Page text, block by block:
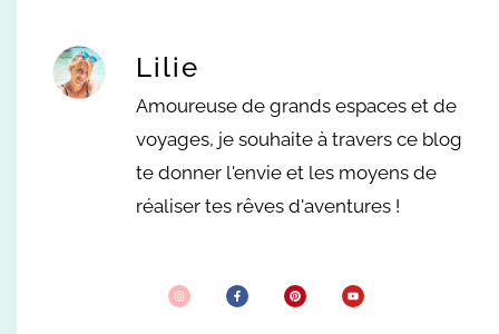
Lilie
Amoureuse de grands espaces et de
voyages, je souhaite à travers ce blog
te donner l'envie et les moyens de
réaliser tes rêves d'aventures !